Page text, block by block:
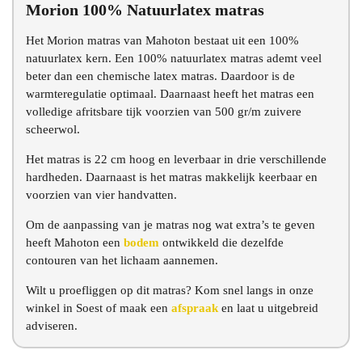
Morion 100% Natuurlatex matras
Het Morion matras van Mahoton bestaat uit een 100%
natuurlatex kern. Een 100% natuurlatex matras ademt veel
beter dan een chemische latex matras. Daardoor is de
warmteregulatie optimaal. Daarnaast heeft het matras een
volledige afritsbare tijk voorzien van 500 gr/m zuivere
scheerwol.
Het matras is 22 cm hoog en leverbaar in drie verschillende
hardheden. Daarnaast is het matras makkelijk keerbaar en
voorzien van vier handvatten.
Om de aanpassing van je matras nog wat extra’s te geven
heeft Mahoton een bodem ontwikkeld die dezelfde
contouren van het lichaam aannemen.
Wilt u proefliggen op dit matras? Kom snel langs in onze
winkel in Soest of maak een afspraak en laat u uitgebreid
adviseren.